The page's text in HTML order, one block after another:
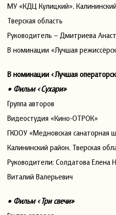
МУ «КДЦ Кулицкий»,
Тверская область
Руководитель – Дмитриева
В номинации «Лучшая
В номинации «Лучшая
• Фильм «Сухари»
Группа авторов
Видеостудия «Кино-ОТРОК»
ГКООУ «Медновская санаторная
Калининский район, Тверская
Руководители: Солдатова Елена
Виталий Валерьевич
• Фильм «Три свечи»